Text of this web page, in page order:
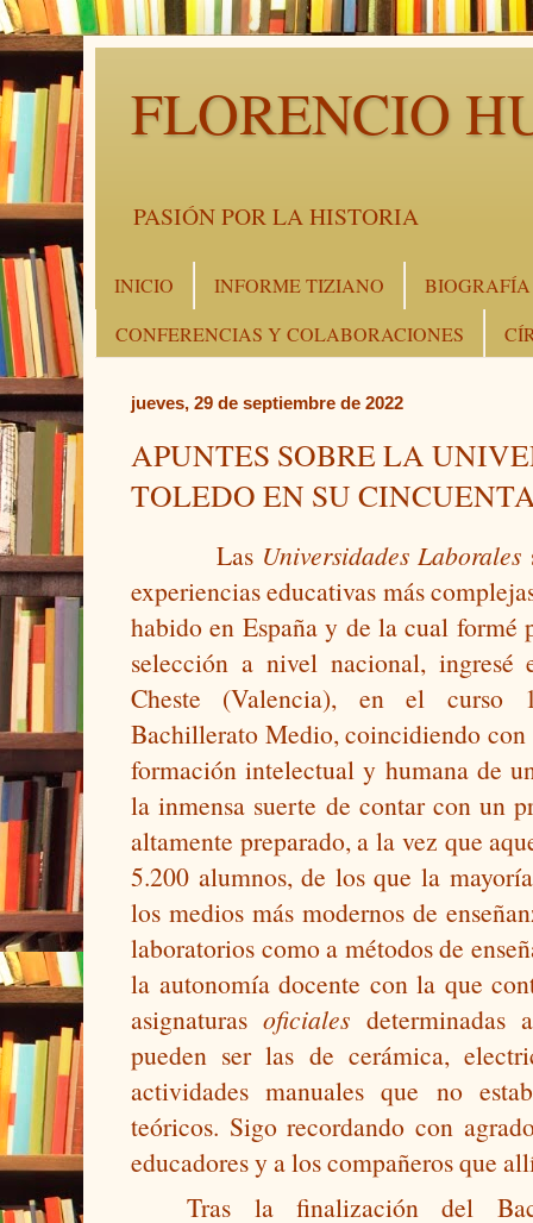
FLORENCIO
PASIÓN POR LA HISTORIA
INICIO INFORME TIZIANO
BIOGRAFÍA
CONFERENCIAS Y COLABORACIONES
jueves, 29 de septiembre de 2022
APUNTES SOBRE LA
TOLEDO EN SU
Las Universidades Laborales
experiencias educativas más
habido en España y de la cual formé
selección a nivel nacional,
Cheste (Valencia), en el curso
Bachillerato Medio, coincidiendo con
formación intelectual y humana de
la inmensa suerte de contar con un
altamente preparado, a la vez que
5.200 alumnos, de los que la
los medios más modernos de
laboratorios como a métodos de
la autonomía docente con la que
asignaturas oficiales determinadas
pueden ser las de cerámica,
actividades manuales que no
teóricos. Sigo recordando con
educadores y a los compañeros que